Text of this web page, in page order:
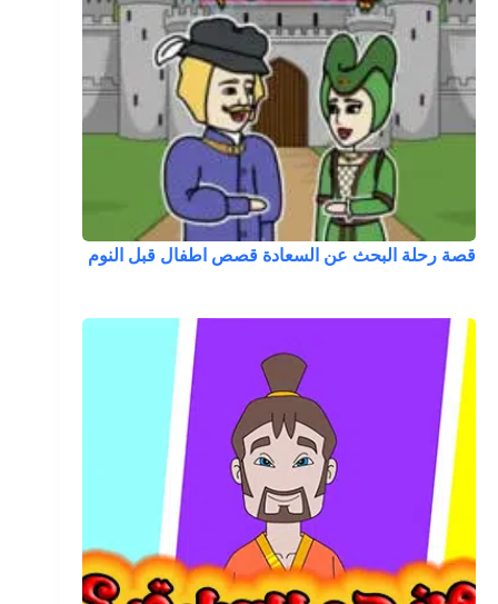
قصة رحلة البحث عن السعادة قصص اطفال قبل النوم